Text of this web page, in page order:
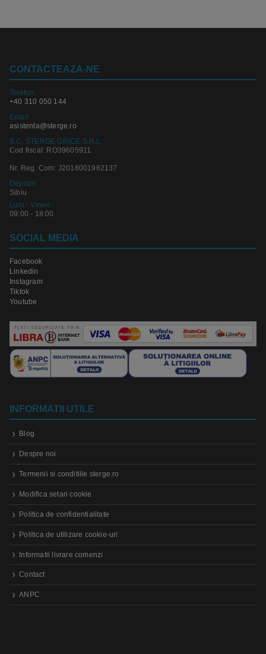
CONTACTEAZA-NE
Telefon:
+40 310 050 144
Email
asistenta@sterge.ro
S.C. STERGE ORICE S.R.L.
Cod fiscal: RO39605911
Nr. Reg. Com: J2018001962137
Depozit:
Sibiu
Luni - Vineri:
09:00 - 18:00
SOCIAL MEDIA
Facebook
Linkedin
Instagram
Tiktok
Youtube
INFORMATII UTILE
Blog
Despre noi
Termenii si conditiile sterge.ro
Modifica setari cookie
Politica de confidentialitate
Politica de utilizare cookie-uri
Informatii livrare comenzi
Contact
ANPC